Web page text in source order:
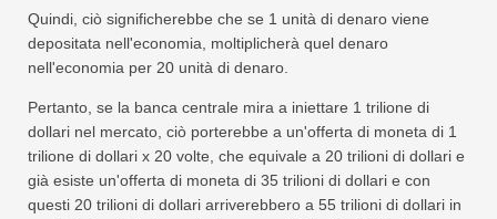
Quindi, ciò significherebbe che se 1 unità di denaro viene
depositata nell'economia, moltiplicherà quel denaro
nell'economia per 20 unità di denaro.
Pertanto, se la banca centrale mira a iniettare 1 trilione di
dollari nel mercato, ciò porterebbe a un'offerta di moneta di 1
trilione di dollari x 20 volte, che equivale a 20 trilioni di dollari e
già esiste un'offerta di moneta di 35 trilioni di dollari e con
questi 20 trilioni di dollari arriverebbero a 55 trilioni di dollari in